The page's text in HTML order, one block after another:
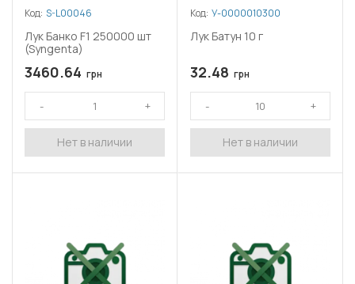
Код: S-L00046
Лук Банко F1 250000 шт
(Syngenta)
3460.64 грн
Нет в наличии
Код: У-0000010300
Лук Батун 10 г
32.48 грн
Нет в наличии